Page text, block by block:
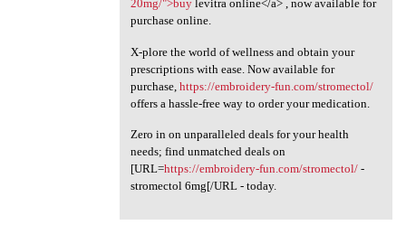
20mg/">buylevitra online</a> , now available for
purchase online.
X-plore the world of wellness and obtain your
prescriptions with ease. Now available for
purchase, https://embroidery-fun.com/stromectol/
offers a hassle-free way to order your medication.
Zero in on unparalleled deals for your health
needs; find unmatched deals on
[URL=https://embroidery-fun.com/stromectol/-
stromectol 6mg[/URL - today.